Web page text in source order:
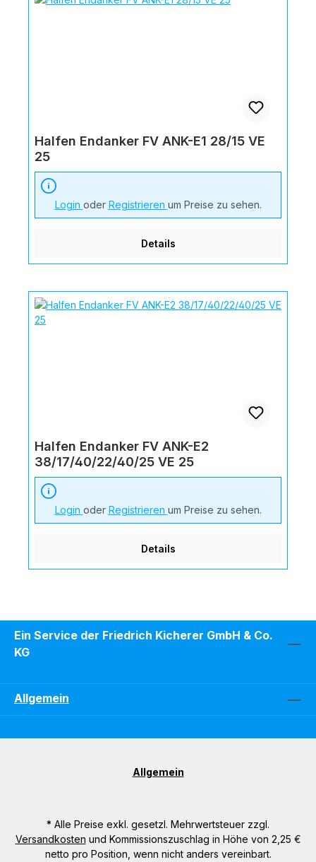
Halfen Endanker FV ANK-E1 28/15 VE
25
Login oder Registrieren um Preise zu sehen.
Details
Halfen Endanker FV ANK-E2
38/17/40/22/40/25 VE 25
Login oder Registrieren um Preise zu sehen.
Details
Ein Service der Friedrich Kicherer GmbH & Co.
KG
Allgemein
Allgemein
* Alle Preise exkl. gesetzl. Mehrwertsteuer zzgl.
Versandkosten und Kommissionszuschlag in Höhe von 2,25 €
netto pro Position, wenn nicht anders vereinbart.